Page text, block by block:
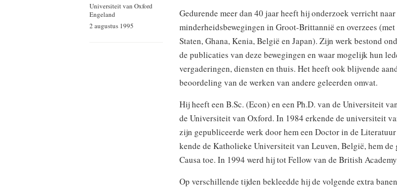
Universiteit van Oxford
Engeland
2 augustus 1995
Gedurende meer dan 40 jaar heeft hij onderzoek verricht
minderheidsbewegingen in Groot-Brittannië en overzees
Staten, Ghana, Kenia, België en Japan). Zijn werk bestond
de publicaties van deze bewegingen en waar mogelijk hun
vergaderingen, diensten en thuis. Het heeft ook blijvende
beoordeling van de werken van andere geleerden omvat.
Hij heeft een B.Sc. (Econ) en een Ph.D. van de Universiteit
de Universiteit van Oxford. In 1984 erkende de universiteit
zijn gepubliceerde werk door hem een Doctor in de
kende de Katholieke Universiteit van Leuven, België, hem
Causa toe. In 1994 werd hij tot Fellow van de British
Op verschillende tijden bekleedde hij de volgende extra